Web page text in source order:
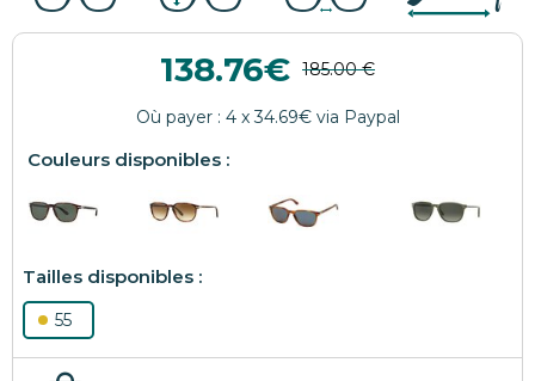
138.76
55